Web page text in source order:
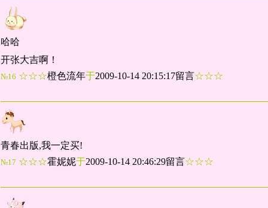
哈哈
开张大吉啊！
№16 ☆☆☆橙色流年于2009-10-14 20:15:17留言☆☆☆
青春出版,我一定买!
№17 ☆☆☆霍妮妮于2009-10-14 20:46:29留言☆☆☆